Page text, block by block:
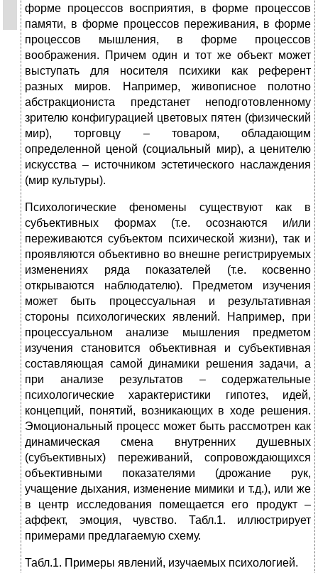
форме процессов восприятия, в форме процессов
памяти, в форме процессов переживания, в форме
процессов мышления, в форме процессов
воображения. Причем один и тот же объект может
выступать для носителя психики как референт
разных миров. Например, живописное полотно
абстракциониста предстанет неподготовленному
зрителю конфигурацией цветовых пятен (физический
мир), торговцу – товаром, обладающим
определенной ценой (социальный мир), а ценителю
искусства – источником эстетического наслаждения
(мир культуры).
Психологические феномены существуют как в
субъективных формах (т.е. осознаются и/или
переживаются субъектом психической жизни), так и
проявляются объективно во внешне регистрируемых
изменениях ряда показателей (т.е. косвенно
открываются наблюдателю). Предметом изучения
может быть процессуальная и результативная
стороны психологических явлений. Например, при
процессуальном анализе мышления предметом
изучения становится объективная и субъективная
составляющая самой динамики решения задачи, а
при анализе результатов – содержательные
психологические характеристики гипотез, идей,
концепций, понятий, возникающих в ходе решения.
Эмоциональный процесс может быть рассмотрен как
динамическая смена внутренних душевных
(субъективных) переживаний, сопровождающихся
объективными показателями (дрожание рук,
учащение дыхания, изменение мимики и т.д.), или же
в центр исследования помещается его продукт –
аффект, эмоция, чувство. Табл.1. иллюстрирует
примерами предлагаемую схему.
Табл.1. Примеры явлений, изучаемых психологией.